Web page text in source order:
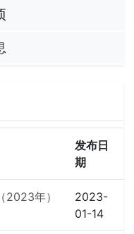
发布日
期
年）
2023-
01-14